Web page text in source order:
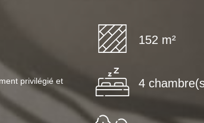
privilégié et
152 m²
4